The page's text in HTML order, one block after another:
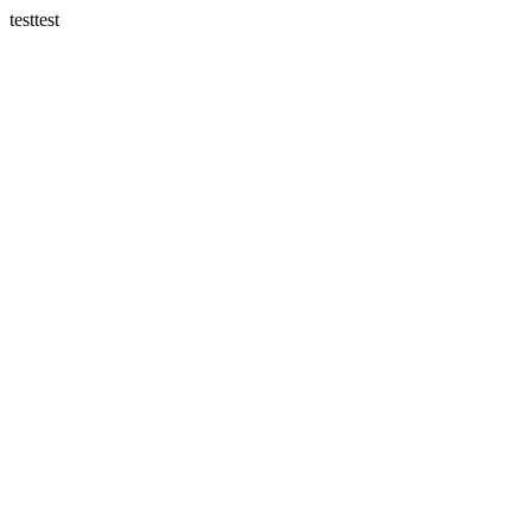
testtest